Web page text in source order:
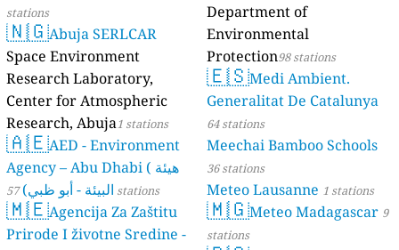
stations
🇳🇬Abuja SERLCAR
Space Environment
Research Laboratory,
Center for Atmospheric
Research, Abuja1 stations
🇦🇪AED - Environment
Agency – Abu Dhabi ( هيئة
البيئة - أبو ظبي) 57 stations
🇲🇪Agencija Za Zaštitu
Prirode I životne Sredine -
Department of
Environmental
Protection98 stations
🇪🇸Medi Ambient.
Generalitat De Catalunya
64 stations
Meechai Bamboo Schools
36 stations
Meteo Lausanne 1 stations
🇲🇬Meteo Madagascar 9
stations